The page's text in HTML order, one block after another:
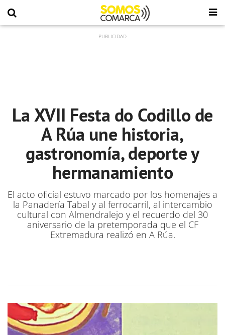
La XVII Festa do Codillo de
A Rúa une historia,
gastronomía, deporte y
hermanamiento
El acto oficial estuvo marcado por los homenajes a
la Panadería Tabal y al ferrocarril, al intercambio
cultural con Almendralejo y el recuerdo del 30
aniversario de la pretemporada que el CF
Extremadura realizó en A Rúa.